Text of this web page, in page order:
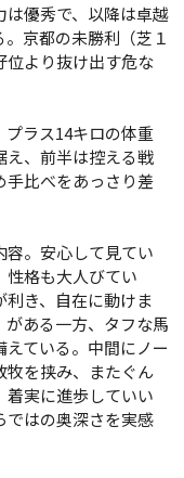
優秀で、以降は卓越
京都の未勝利（芝１
位より抜け出す危な
ラス14キロの体重
え、前半は控える戦
手比べをあっさり差
容。安心して見てい
性格も大人びてい
き、自在に動けま
ある一方、タフな馬
ている。中間にノー
牧を挟み、またぐん
着実に進歩していい
ではの奥深さを実感